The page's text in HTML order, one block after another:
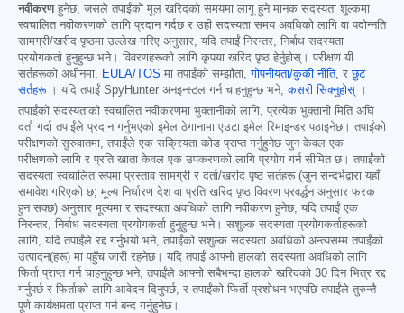
नवीकरणहुनेछ, जसले तपाईंको मूल खरिदको समयमा लागू हुने मानक सदस्यता शुल्कमा
स्वचालित नवीकरणको लागि प्रदान गर्दछ र उही सदस्यता समय अवधिको लागि वा पदोन्नति
सामग्री/खरीद पृष्ठमा उल्लेख गरिए अनुसार, यदि तपाईं निरन्तर, निर्बाध सदस्यता
प्रयोगकर्ता हुनुहुन्छ भने। विवरणहरूको लागि कृपया खरिद पृष्ठ हेर्नुहोस्। परीक्षण यी
सर्तहरूको अधीनमा,
EULA/TOS मा तपाईंको सम्झौता,गोपनीयता/कुकी नीति, रछुट
सर्तहरू। यदि तपाईं SpyHunter अनइन्स्टल गर्न चाहनुहुन्छ भने,कसरी सिक्नुहोस् ।
तपाईंको सदस्यताको स्वचालित नवीकरणमा भुक्तानीको लागि, प्रत्येक भुक्तानी मिति अघि
दर्ता गर्दा तपाईंले प्रदान गर्नुभएको इमेल ठेगानामा एउटा इमेल रिमाइन्डर पठाइनेछ। तपाईंको
परीक्षणको सुरुवातमा, तपाईंले एक सक्रियता कोड प्राप्त गर्नुहुनेछ जुन केवल एक
परीक्षणको लागि र प्रति खाता केवल एक उपकरणको लागि प्रयोग गर्न सीमित छ। तपाईंको
सदस्यता स्वचालित रूपमा प्रस्ताव सामग्री र दर्ता/खरीद पृष्ठ सर्तहरू (जुन सन्दर्भद्वारा यहाँ
समावेश गरिएको छ; मूल्य निर्धारण देश वा प्रति खरिद पृष्ठ विवरण प्रवर्द्धन अनुसार फरक
हुन सक्छ) अनुसार मूल्यमा र सदस्यता अवधिको लागि नवीकरण हुनेछ, यदि तपाईं एक
निरन्तर, निर्बाध सदस्यता प्रयोगकर्ता हुनुहुन्छ भने। सशुल्क सदस्यता प्रयोगकर्ताहरूको
लागि, यदि तपाईंले रद्द गर्नुभयो भने, तपाईंको सशुल्क सदस्यता अवधिको अन्त्यसम्म तपाईंको
उत्पादन(हरू) मा पहुँच जारी रहनेछ। यदि तपाईं आफ्नो हालको सदस्यता अवधिको लागि
फिर्ता प्राप्त गर्न चाहनुहुन्छ भने, तपाईंले आफ्नो सबैभन्दा हालको खरिदको 30 दिन भित्र रद्द
गर्नुपर्छ र फिर्ताको लागि आवेदन दिनुपर्छ, र तपाईंको फिर्ती प्रशोधन भएपछि तपाईंले तुरुन्तै
पूर्ण कार्यक्षमता प्राप्त गर्न बन्द गर्नुहुनेछ।